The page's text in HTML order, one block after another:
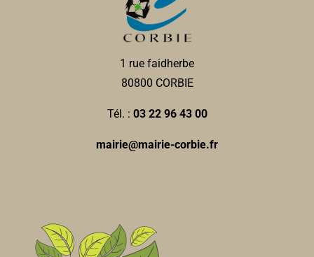
1 rue faidherbe
80800 CORBIE
Tél. : 03 22 96 43 00
mairie@mairie-corbie.fr